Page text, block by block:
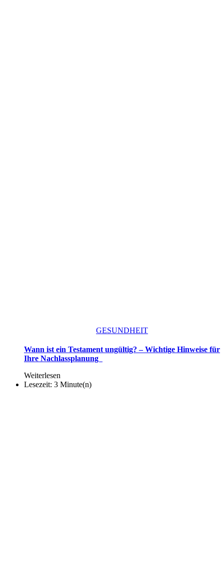
GESUNDHEIT
Wann ist ein Testament ungültig? – Wichtige Hinweise für
Ihre Nachlassplanung
Weiterlesen
Lesezeit: 3 Minute(n)